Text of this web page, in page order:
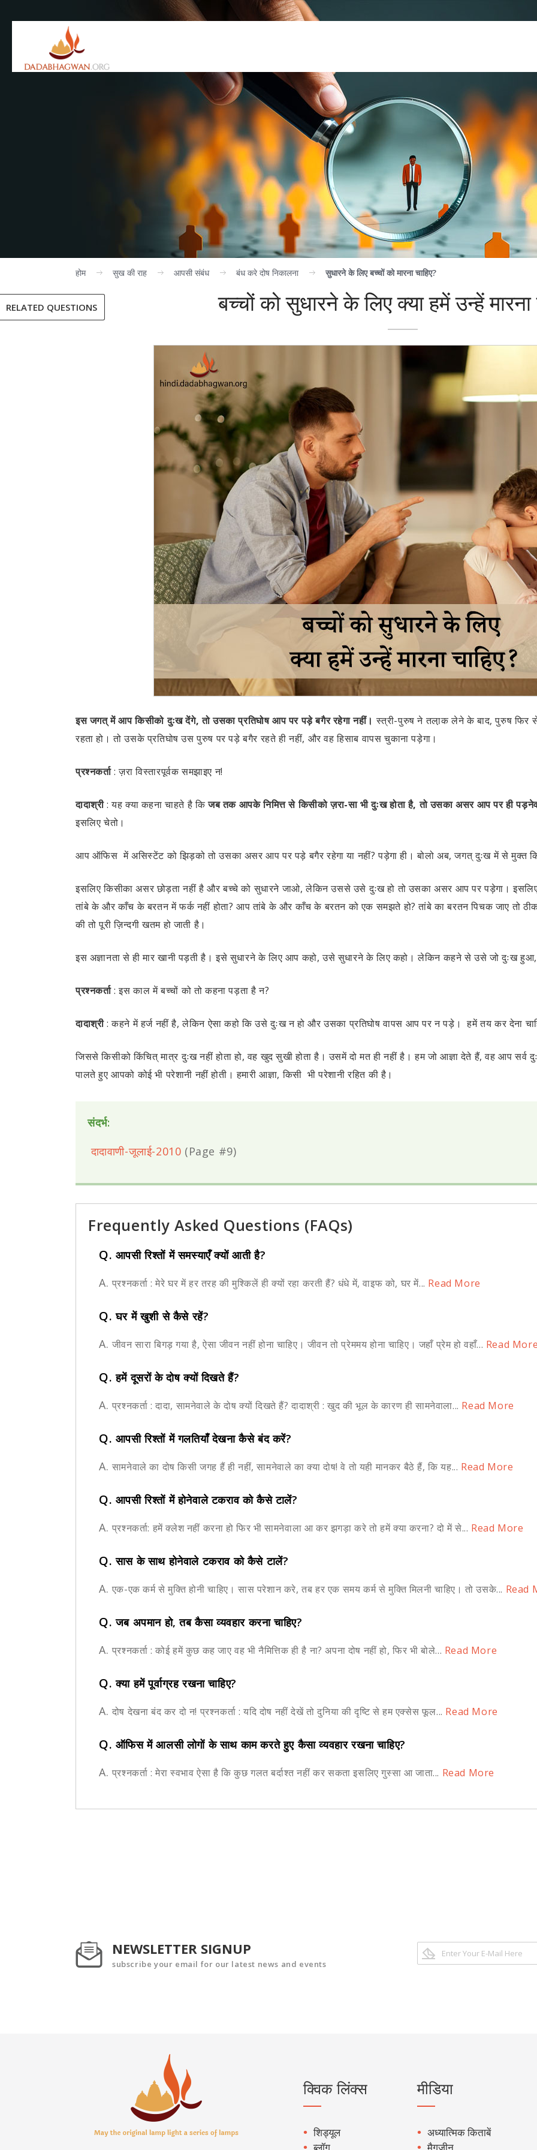
RELATED QUESTIONS
होम सुख की राह आपसी संबंध बंध करे दोष निकालना सुधारने के लिए बच्चों को मारना चाहिए?
बच्चों को सुधारने के लिए क्या हमें उन्हें मारना
इस जगत् में आप किसीको दुःख देंगे, तो उसका प्रतिघोष आप पर पड़े बगैर रहेगा नहीं। स्त्री-पुरुष ने तला़क लेने के बाद, पुरुष फिर
रहता हो। तो उसके प्रतिघोष उस पुरुष पर पड़े बगैर रहते ही नहीं, और वह हिसाब वापस चुकाना पड़ेगा।
प्रश्नकर्ता: ज़रा विस्तारपूर्वक समझाइए न!
दादाश्री: यह क्या कहना चाहते है किजब तक आपके निमित्त से किसीको ज़रा-सा भी दुःख होता है, तो उसका असर आप पर ही
इसलिए चेतो।
आप ऑफिस में असिस्टेंट को झिड़को तो उसका असर आप पर पड़े बगैर रहेगा या नहीं? पड़ेगा ही। बोलो अब, जगत् दुःख में से मुक्त
इसलिए किसीका असर छोड़ता नहीं है और बच्चे को सुधारने जाओ, लेकिन उससे उसे दुःख हो तो उसका असर आप पर पड़ेगा।
तांबे के और काँच के बरतन में फर्क नहीं होता? आप तांबे के और काँच के बरतन को एक समझते हो? तांबे का बरतन पिचक जाए तो
की तो पूरी ज़िन्दगी खतम हो जाती है।
इस अज्ञानता से ही मार खानी पड़ती है। इसे सुधारने के लिए आप कहो, उसे सुधारने के लिए कहो। लेकिन कहने से उसे जो दुःख
प्रश्नकर्ता: इस काल में बच्चों को तो कहना पड़ता है न?
दादाश्री: कहने में हर्ज नहीं है, लेकिन ऐसा कहो कि उसे दुःख न हो और उसका प्रतिघोष वापस आप पर न पड़े। हमें तय कर देना
जिससे किसीको किंचित् मात्र दुःख नहीं होता हो, वह खुद सुखी होता है। उसमें दो मत ही नहीं है। हम जो आज्ञा देते हैं, वह आप
पालते हुए आपको कोई भी परेशानी नहीं होती। हमारी आज्ञा,किसी भी परेशानी रहित की है।
संदर्भ:
दादावाणी-जूलाई-2010 (Page #9)
Frequently Asked Questions (FAQs)
Q. आपसी रिश्तों में समस्याएँ क्यों आती है?
A. प्रश्नकर्ता : मेरे घर में हर तरह की मुश्किलें ही क्यों रहा करती हैं? धंधे में, वाइफ को, घर में... Read More
Q.घर में खुशी से कैसे रहें?
A. जीवन सारा बिगड़ गया है, ऐसा जीवन नहीं होना चाहिए। जीवन तो प्रेममय होना चाहिए। जहाँ प्रेम हो वहाँ... Read More
Q.हमें दूसरों के दोष क्यों दिखते हैं?
A. प्रश्नकर्ता : दादा, सामनेवाले के दोष क्यों दिखते हैं? दादाश्री : खुद की भूल के कारण ही सामनेवाला... Read More
Q. आपसी रिश्तों में गलतियाँ देखना कैसे बंद करें?
A. सामनेवाले का दोष किसी जगह हैं ही नहीं, सामनेवाले का क्या दोष! वे तो यही मानकर बैठे हैं, कि यह... Read More
Q. आपसी रिश्तों में होनेवाले टकराव को कैसे टालें?
A. प्रश्नकर्ता: हमें क्लेश नहीं करना हो फिर भी सामनेवाला आ कर झगड़ा करे तो हमें क्या करना? दो में से... Read More
Q.सास के साथ होनेवाले टकराव को कैसे टालें?
A. एक-एक कर्म से मुक्ति होनी चाहिए। सास परेशान करे, तब हर एक समय कर्म से मुक्ति मिलनी चाहिए। तो उसके... Read
Q.जब अपमान हो, तब कैसा व्यवहार करना चाहिए?
A. प्रश्नकर्ता : कोई हमें कुछ कह जाए वह भी नैमित्तिक ही है ना? अपना दोष नहीं हो, फिर भी बोले... Read More
Q.क्या हमें पूर्वाग्रह रखना चाहिए?
A. दोष देखना बंद कर दो न! प्रश्नकर्ता : यदि दोष नहीं देखें तो दुनिया की दृष्टि से हम एक्सेस फूल... Read More
Q. ऑफिस में आलसी लोगों के साथ काम करते हुए कैसा व्यवहार रखना चाहिए?
A. प्रश्नकर्ता : मेरा स्वभाव ऐसा है कि कुछ गलत बर्दाश्त नहीं कर सकता इसलिए गुस्सा आ जाता... Read More
NEWSLETTER SIGNUP
subscribe your email for our latest news and events
क्विक लिंक्स
शिड्यूल
मीडिया
अध्यात्मिक किताबें